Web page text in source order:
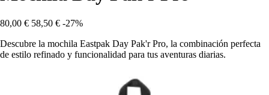
80,00 € 58,50 € -27%
Descubre la mochila Eastpak Day Pak'r Pro, la combinación perfecta
de estilo refinado y funcionalidad para tus aventuras diarias.